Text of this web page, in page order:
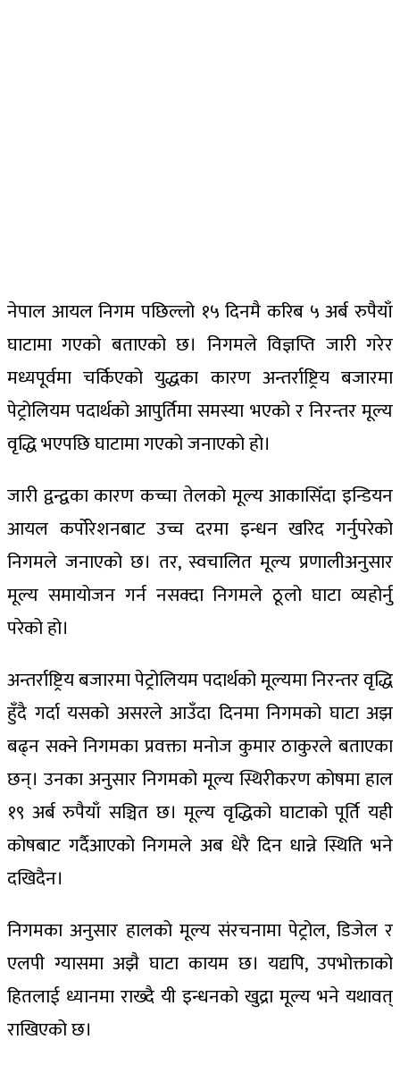
नेपाल आयल निगम पछिल्लो १५ दिनमै करिब ५ अर्ब रुपैयाँ
घाटामा गएको बताएको छ। निगमले विज्ञप्ति जारी गरेर
मध्यपूर्वमा चर्किएको युद्धका कारण अन्तर्राष्ट्रिय बजारमा
पेट्रोलियम पदार्थको आपुर्तिमा समस्या भएको र निरन्तर मूल्य
वृद्धि भएपछि घाटामा गएको जनाएको हो।
जारी द्वन्द्वका कारण कच्चा तेलको मूल्य आकासिँदा इन्डियन
आयल कर्पोरेशनबाट उच्च दरमा इन्धन खरिद गर्नुपरेको
निगमले जनाएको छ। तर, स्वचालित मूल्य प्रणालीअनुसार
मूल्य समायोजन गर्न नसक्दा निगमले ठूलो घाटा व्यहोर्नु
परेको हो।
अन्तर्राष्ट्रिय बजारमा पेट्रोलियम पदार्थको मूल्यमा निरन्तर वृद्धि
हुँदै गर्दा यसको असरले आउँदा दिनमा निगमको घाटा अझ
बढ्न सक्ने निगमका प्रवक्ता मनोज कुमार ठाकुरले बताएका
छन्। उनका अनुसार निगमको मूल्य स्थिरीकरण कोषमा हाल
१९ अर्ब रुपैयाँ सञ्चित छ। मूल्य वृद्धिको घाटाको पूर्ति यही
कोषबाट गर्दैआएको निगमले अब धेरै दिन धान्ने स्थिति भने
दखिदैन।
निगमका अनुसार हालको मूल्य संरचनामा पेट्रोल, डिजेल र
एलपी ग्यासमा अझै घाटा कायम छ। यद्यपि, उपभोक्ताको
हितलाई ध्यानमा राख्दै यी इन्धनको खुद्रा मूल्य भने यथावत्
राखिएको छ।